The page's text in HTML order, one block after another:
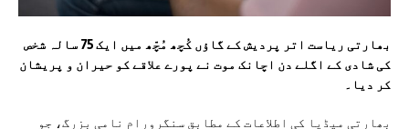
بھارتی ریاست اتر پردیش کے گاؤں کُچھ مُچّھ میں ایک 75 سالہ شخص
کی شادی کے اگلے دن اچانک موت نے پورے علاقے کو حیران و پریشان
کر دیا۔
بھارتی میڈیا کی اطلاعات کے مطابق سنگرورام نامی بزرگ، جو